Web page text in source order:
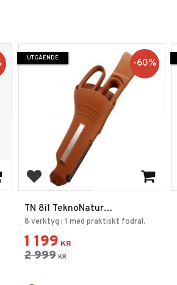
Lägg till i favoriter
TN 8i1 TeknoNatur
Multiverktyg
8 verktyg i 1 med praktiskt fodral.
1 199 KR
2 999 KR
60%
UTGÅENDE